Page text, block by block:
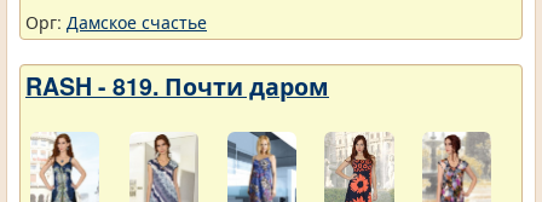
Орг: Дамское счастье
RASH - 819. Почти даром